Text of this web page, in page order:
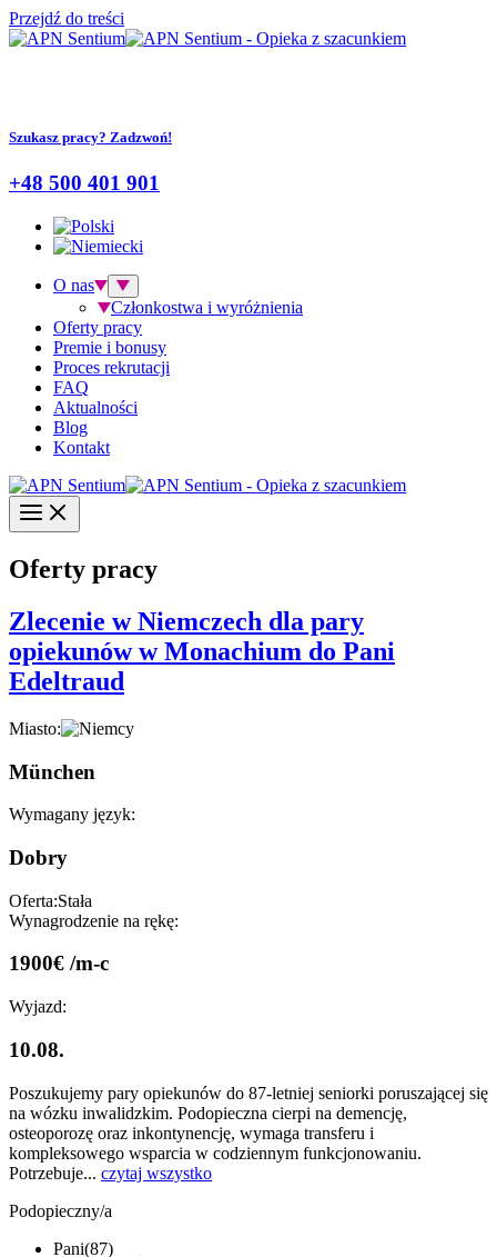
Przejdź do treści
Szukasz pracy? Zadzwoń!
+48 500 401 901
O nas
Członkostwa i wyróżnienia
Oferty pracy
Premie i bonusy
Proces rekrutacji
FAQ
Aktualności
Blog
Kontakt
Oferty pracy
Zlecenie w Niemczech dla pary
opiekunów w Monachium do Pani
Edeltraud
Miasto:
München
Wymagany język:
Dobry
Oferta:Stała
Wynagrodzenie na rękę:
1900€ /m-c
Wyjazd:
10.08.
Poszukujemy pary opiekunów do 87-letniej seniorki poruszającej się
na wózku inwalidzkim. Podopieczna cierpi na demencję,
osteoporozę oraz inkontynencję, wymaga transferu i
kompleksowego wsparcia w codziennym funkcjonowaniu.
Potrzebuje... czytaj wszystko
Podopieczny/a
Pani(87)